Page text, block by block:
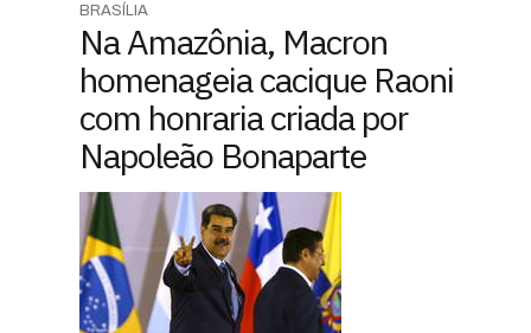
BRASÍLIA
Na Amazônia, Macron
homenageia cacique Raoni
com honraria criada por
Napoleão Bonaparte